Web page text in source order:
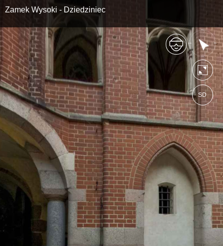
https://
Mapa serwisu
Zamek Wysoki - Dziedziniec
SD